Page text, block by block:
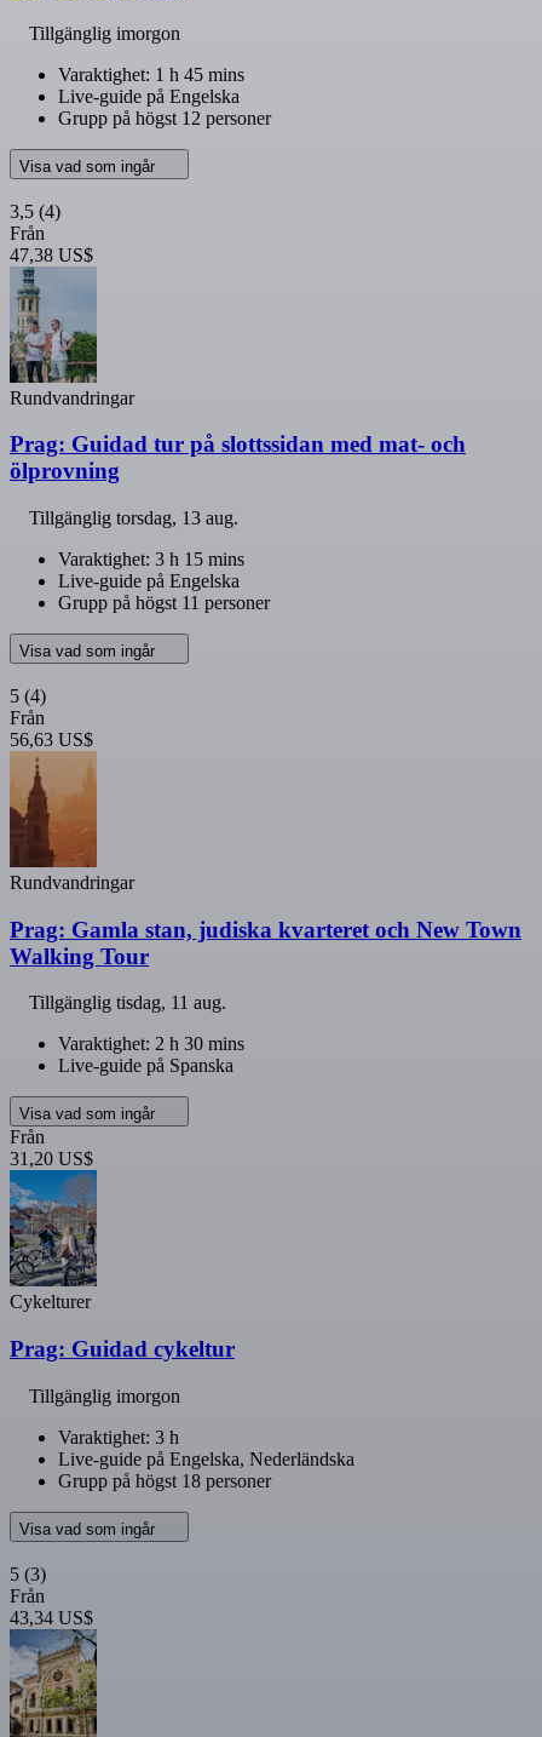
Tillgänglig imorgon
Varaktighet: 1 h 45 mins
Live-guide på Engelska
Grupp på högst 12 personer
Visa vad som ingår
3,5 (4)
Från
47,38 US$
Rundvandringar
Prag: Guidad tur på slottssidan med mat- och
ölprovning
Tillgänglig torsdag, 13 aug.
Varaktighet: 3 h 15 mins
Live-guide på Engelska
Grupp på högst 11 personer
Visa vad som ingår
5 (4)
Från
56,63 US$
Rundvandringar
Prag: Gamla stan, judiska kvarteret och New Town
Walking Tour
Tillgänglig tisdag, 11 aug.
Varaktighet: 2 h 30 mins
Live-guide på Spanska
Visa vad som ingår
Från
31,20 US$
Cykelturer
Prag: Guidad cykeltur
Tillgänglig imorgon
Varaktighet: 3 h
Live-guide på Engelska, Nederländska
Grupp på högst 18 personer
Visa vad som ingår
5 (3)
Från
43,34 US$